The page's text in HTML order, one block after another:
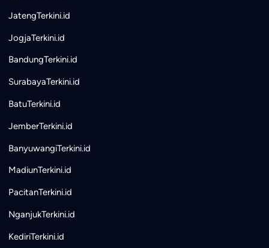
JatengTerkini.id
JogjaTerkini.id
BandungTerkini.id
SurabayaTerkini.id
BatuTerkini.id
JemberTerkini.id
BanyuwangiTerkini.id
MadiunTerkini.id
PacitanTerkini.id
NganjukTerkini.id
KediriTerkini.id